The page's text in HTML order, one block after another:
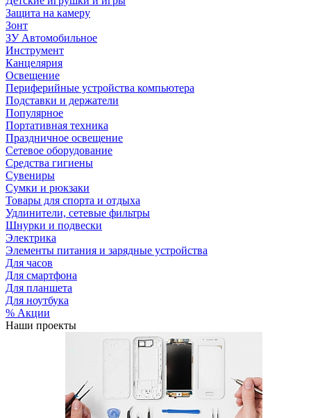
Защита на камеру
Зонт
ЗУ Автомобильное
Инструмент
Канцелярия
Освещение
Периферийные устройства компьютера
Подставки и держатели
Популярное
Портативная техника
Праздничное освещение
Сетевое оборудование
Средства гигиены
Сувениры
Сумки и рюкзаки
Товары для спорта и отдыха
Удлинители, сетевые фильтры
Шнурки и подвески
Электрика
Элементы питания и зарядные устройства
Для часов
Для смартфона
Для планшета
Для ноутбука
% Акции
Наши проекты